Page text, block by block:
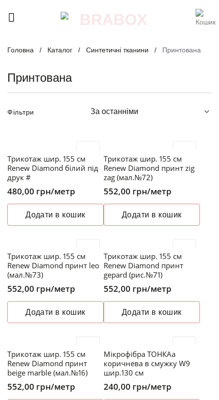
Головна / Каталог / Синтетичні тканини / Принтована
Принтована
Фільтри
Трикотаж шир. 155 см
Renew Diamond білий під
друк #
480,00 грн/метр
Додати в кошик
Трикотаж шир. 155 см
Renew Diamond принт zig
zag (мал.№72)
552,00 грн/метр
Додати в кошик
Трикотаж шир. 155 см
Renew Diamond принт leo
(мал.№73)
552,00 грн/метр
Додати в кошик
Трикотаж шир. 155 см
Renew Diamond принт
gepard (рис.№71)
552,00 грн/метр
Додати в кошик
Трикотаж шир. 155 см
Renew Diamond принт
beige marble (мал.№16)
552,00 грн/метр
Мікрофібра ТОНКАа
коричнева в смужку W9
шир.130 см
240,00 грн/метр